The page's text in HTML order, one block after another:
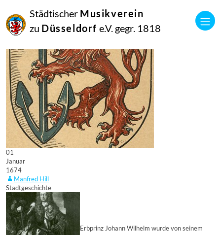
Städtischer Musikverein
zu Düsseldorf e.V. gegr. 1818
01
Januar
1674
Manfred Hill
Stadtgeschichte
Erbprinz Johann Wilhelm wurde von seinem